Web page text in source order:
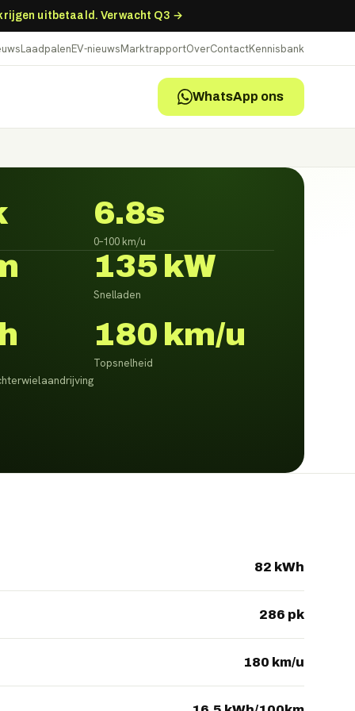
uitbetaald. Verwacht Q3 →
LaadpalenEV-nieuwsMarktrapportOverContactKennisbank
WhatsApp ons
6.8s
0–100 km/u
135 kW
Snelladen
180 km/u
Topsnelheid
82 kWh
286 pk
180 km/u